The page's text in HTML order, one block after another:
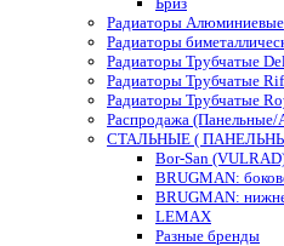
Радиаторы Алюминиевые
Радиаторы
Радиаторы Трубчатые
Радиаторы Трубчатые
Радиаторы Трубчатые
Распродажа
СТАЛЬНЫЕ (
Bor-San
BRUGMAN:
BRUGMAN:
LEMAX
Разные бренды